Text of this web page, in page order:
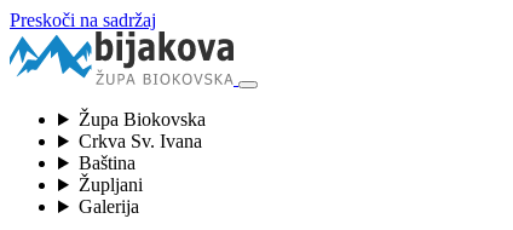
Preskoči na sadržaj
Župa Biokovska
Crkva Sv. Ivana
Baština
Župljani
Galerija